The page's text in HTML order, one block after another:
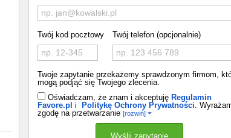
Twój kod pocztowy Twój telefon (opcjonalnie)
Twoje zapytanie przekażemy sprawdzonym firmom,
mogą podjąć się Twojego zlecenia.
Oświadczam, że znam i akceptuję Regulamin
Favore.pl i Politykę Ochrony Prywatności.
zgodę na przetwarzanie [rozwiń]